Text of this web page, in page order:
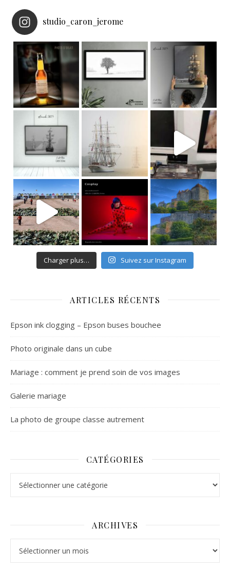
studio_caron_jerome
Charger plus… Suivez sur Instagram
ARTICLES RÉCENTS
Epson ink clogging – Epson buses bouchee
Photo originale dans un cube
Mariage : comment je prend soin de vos images
Galerie mariage
La photo de groupe classe autrement
CATÉGORIES
ARCHIVES